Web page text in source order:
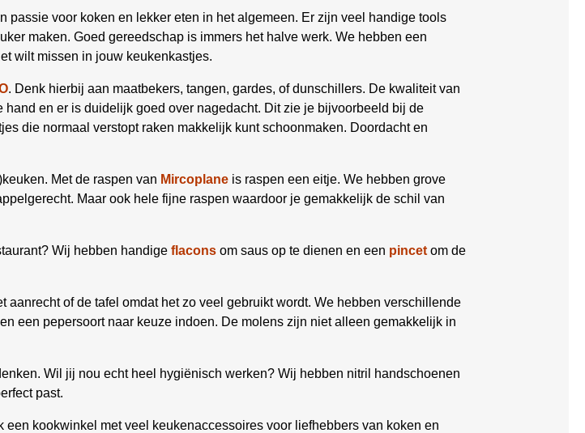
voor koken en lekker eten in het algemeen. Er zijn veel handige tools
maken. Goed gereedschap is immers het halve werk. We hebben een
wilt missen in jouw keukenkastjes.
. Denk hierbij aan maatbekers, tangen, gardes, of dunschillers. De kwaliteit van
en er is duidelijk goed over nagedacht. Dit zie je bijvoorbeeld bij de
die normaal verstopt raken makkelijk kunt schoonmaken. Doordacht en
Met de raspen van Mircoplane is raspen een eitje. We hebben grove
Maar ook hele fijne raspen waardoor je gemakkelijk de schil van
Wij hebben handige flacons om saus op te dienen en een pincet om de
of de tafel omdat het zo veel gebruikt wordt. We hebben verschillende
een pepersoort naar keuze indoen. De molens zijn niet alleen gemakkelijk in
Wil jij nou echt heel hygiënisch werken? Wij hebben nitril handschoenen
past.
kookwinkel met veel keukenaccessoires voor liefhebbers van koken en